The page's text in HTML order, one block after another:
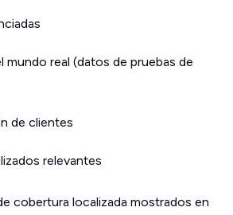
mundo real (datos de pruebas de
de clientes
relevantes
cobertura localizada mostrados en